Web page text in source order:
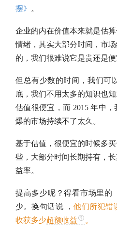
摆》
。
企业的内在价值本来就是估
情绪，其实大部分时间，市
的，我们很难说它是贵还是便
但总有少数的时间，我们可
底，我们不用太多的知识也
估值很便宜，而 2015 年中
爆的市场持续不了太久。
基于估值 ，很便宜的时候多
些，大部分时间长期持有，
益率。
提高多少呢？得看市场里的
少。换句话说 ，他们所犯错
收获多少超额收益 。